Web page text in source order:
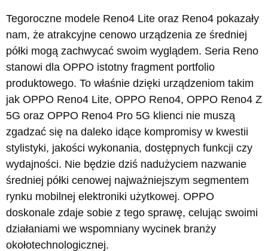
Tegoroczne modele Reno4 Lite oraz Reno4 pokazały
nam, że atrakcyjne cenowo urządzenia ze średniej
półki mogą zachwycać swoim wyglądem. Seria Reno
stanowi dla OPPO istotny fragment portfolio
produktowego. To właśnie dzięki urządzeniom takim
jak OPPO Reno4 Lite, OPPO Reno4, OPPO Reno4 Z
5G oraz OPPO Reno4 Pro 5G klienci nie muszą
zgadzać się na daleko idące kompromisy w kwestii
stylistyki, jakości wykonania, dostępnych funkcji czy
wydajności. Nie będzie dziś nadużyciem nazwanie
średniej półki cenowej najważniejszym segmentem
rynku mobilnej elektroniki użytkowej. OPPO
doskonale zdaje sobie z tego sprawę, celując swoimi
działaniami we wspomniany wycinek branży
okołotechnologicznej.